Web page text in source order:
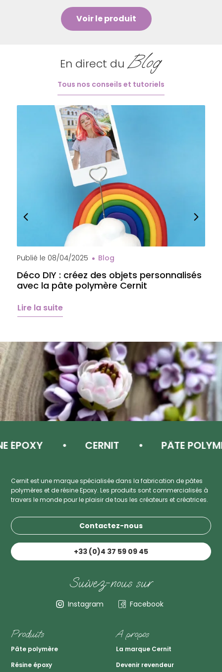
Voir le produit
En direct du Blog
Tous nos conseils et tutoriels
Publié le 08/04/2025 Blog
Déco DIY : créez des objets personnalisés
avec la pâte polymère Cernit
Lire la suite
CERNIT PÂTE POLYMÈRE
Cernit est une marque spécialisée dans la fabrication de pâtes
polymères et de résine Epoxy. Les produits sont commercialisés à
travers le monde pour le plaisir de tous les créateurs et créatrices.
Contactez-nous
+33 (0)4 37 59 09 45
Suivez-nous sur
Instagram Facebook
Produits
Pâte polymère
Résine époxy
A propos
La marque Cernit
Devenir revendeur